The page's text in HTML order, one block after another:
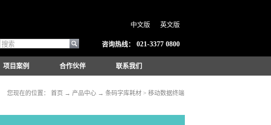
咨询热线： 021-3377 0800
中文版 英文版
项目案例 合作伙伴 联系我们
您现在的位置： 首页 → 产品中心 → 条码字库耗材 > 移动数据终端